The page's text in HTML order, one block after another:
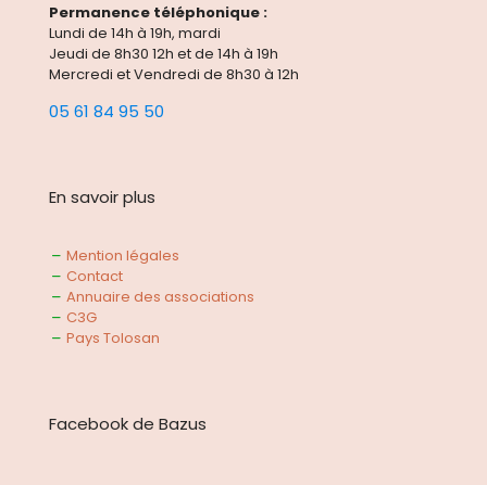
Permanence téléphonique :
Lundi de 14h à 19h, mardi
Jeudi de 8h30 12h et de 14h à 19h
Mercredi et Vendredi de 8h30 à 12h
05 61 84 95 50
En savoir plus
Mention légales
Contact
Annuaire des associations
C3G
Pays Tolosan
Facebook de Bazus